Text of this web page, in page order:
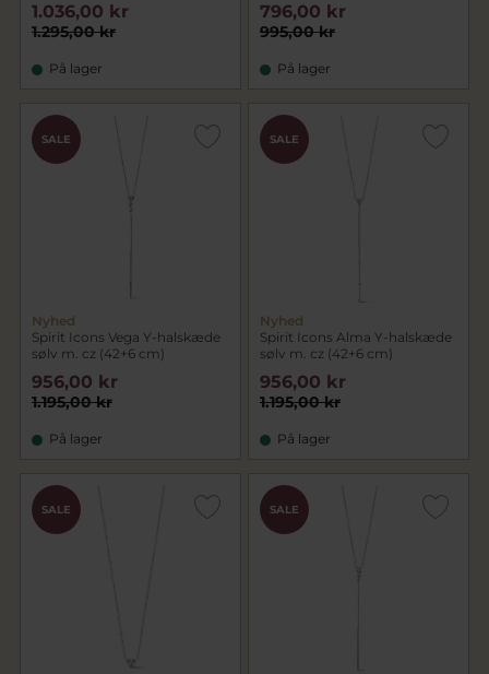
1.295,00 kr
1.036,00 kr
På lager
995,00 kr
796,00 kr
På lager
SALE
Nyhed
Spirit Icons Vega Y-halskæde
sølv m. cz (42+6 cm)
1.195,00 kr
956,00 kr
På lager
SALE
Nyhed
Spirit Icons Alma Y-halskæde
sølv m. cz (42+6 cm)
1.195,00 kr
956,00 kr
På lager
SALE SALE